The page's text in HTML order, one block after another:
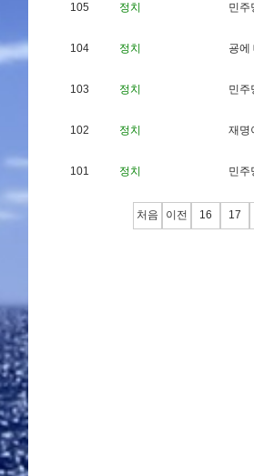
105 정치 민주
104 정치 굥에
103 정치 민주
102 정치 재 명
101 정치 민주
처음 이전 16 17